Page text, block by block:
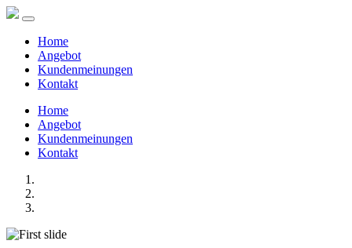
Home
Angebot
Kundenmeinungen
Kontakt
Home
Angebot
Kundenmeinungen
Kontakt